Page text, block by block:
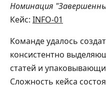
Номинация
Кейс: INFO-01
Команде удалось
консистентно
статей и
Сложность кейса